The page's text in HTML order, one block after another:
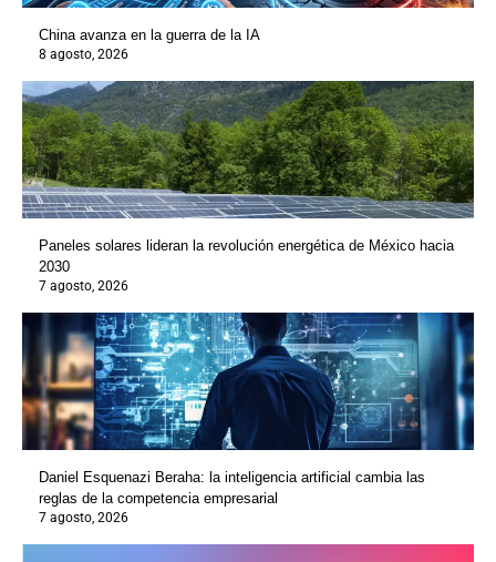
China avanza en la guerra de la IA
8 agosto, 2026
Paneles solares lideran la revolución energética de México hacia
2030
7 agosto, 2026
Daniel Esquenazi Beraha: la inteligencia artificial cambia las
reglas de la competencia empresarial
7 agosto, 2026